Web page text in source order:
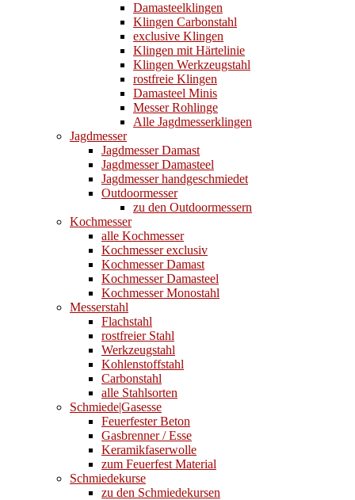
Damasteelklingen
Klingen Carbonstahl
exclusive Klingen
Klingen mit Härtelinie
Klingen Werkzeugstahl
rostfreie Klingen
Damasteel Minis
Messer Rohlinge
Alle Jagdmesserklingen
Jagdmesser
Jagdmesser Damast
Jagdmesser Damasteel
Jagdmesser handgeschmiedet
Outdoormesser
zu den Outdoormessern
Kochmesser
alle Kochmesser
Kochmesser exclusiv
Kochmesser Damast
Kochmesser Damasteel
Kochmesser Monostahl
Messerstahl
Flachstahl
rostfreier Stahl
Werkzeugstahl
Kohlenstoffstahl
Carbonstahl
alle Stahlsorten
Schmiede|Gasesse
Feuerfester Beton
Gasbrenner / Esse
Keramikfaserwolle
zum Feuerfest Material
Schmiedekurse
zu den Schmiedekursen